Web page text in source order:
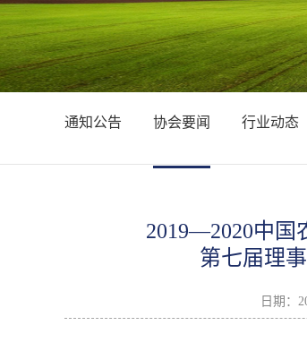
通知公告 协会要闻 行业动态
2019—2020中国
第七届理
日期：